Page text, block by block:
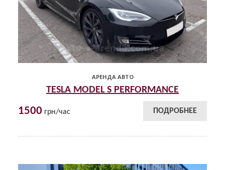
АРЕНДА АВТО
TESLA MODEL S PERFORMANCE
1500 грн/час ПОДРОБНЕЕ